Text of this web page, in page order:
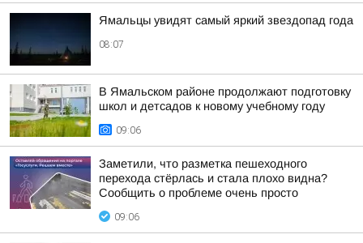
Ямальцы увидят самый яркий звездопад года
08:07
В Ямальском районе продолжают подготовку
школ и детсадов к новому учебному году
09:06
Заметили, что разметка пешеходного
перехода стёрлась и стала плохо видна?
Сообщить о проблеме очень просто
09:06